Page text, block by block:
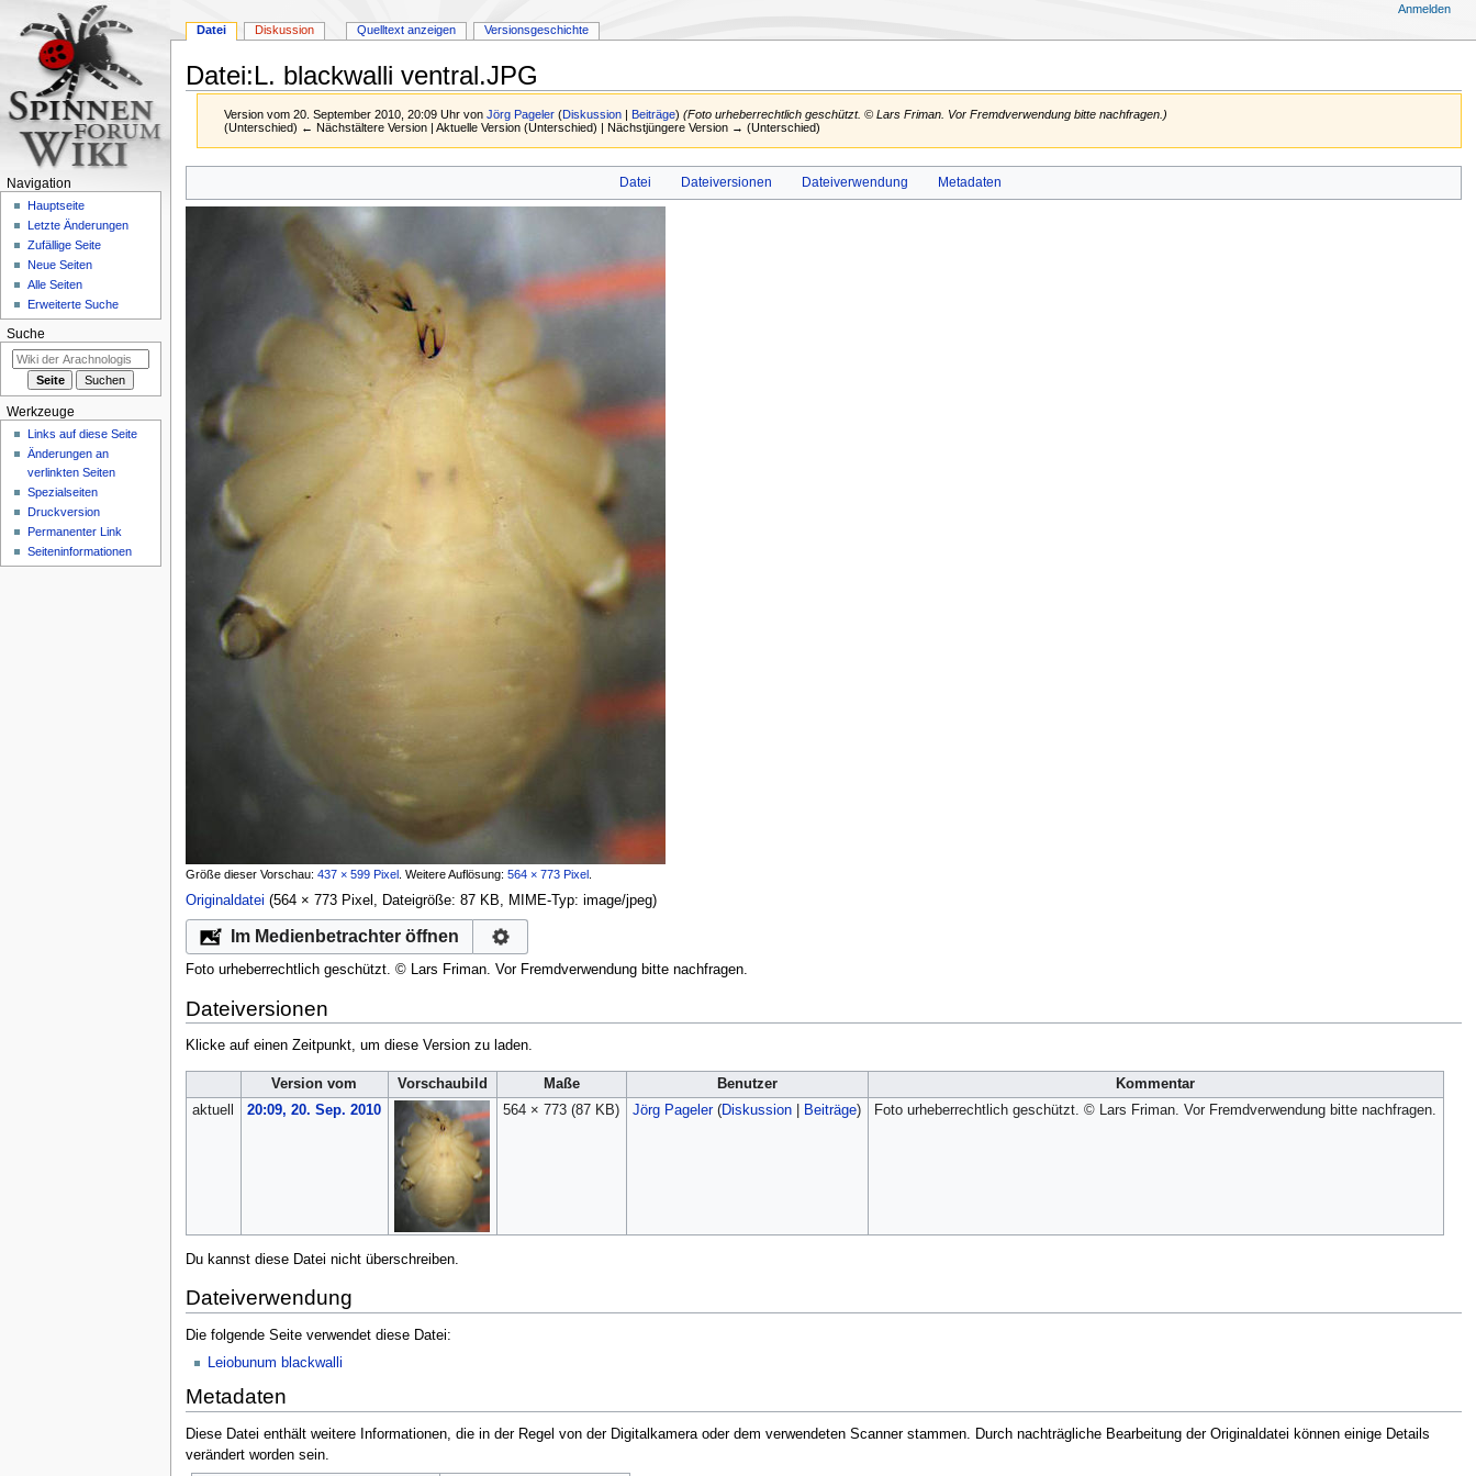
Datei:L. blackwalli ventral.JPG
Version vom 20. September 2010, 20:09 Uhr vonJörg Pageler (Diskussion Beiträge) (Foto urheberrechtlich geschützt. © Lars Friman. Vor Fremdverwendung bitte nachfragen.)
(Unterschied) ← Nächstältere Version | Aktuelle Version (Unterschied) | Nächstjüngere Version → (Unterschied)
Navigation
Suche
Datei Dateiversionen Dateiverwendung Metadaten
Größe dieser Vorschau: 437 × 599 Pixel Weitere Auflösung: 564 × 773 Pixel
Originaldatei (564 × 773 Pixel, Dateigröße: 87 KB, MIME-Typ: image/jpeg)
Im Medienbetrachter öffnen
Foto urheberrechtlich geschützt. © Lars Friman. Vor Fremdverwendung bitte nachfragen.
Dateiversionen
Klicke auf einen Zeitpunkt, um diese Version zu laden.
Version vom Vorschaubild Maße Benutzer
Kommentar
aktuell
20:09, 20. Sep. 2010 564 × 773 (87 KB) Jörg Pageler (Diskussion| Beiträge) Foto urheberrechtlich geschützt. © Lars Friman. Vor Fremdverwendung bitte nachfragen.
Du kannst diese Datei nicht überschreiben.
Dateiverwendung
Die folgende Seite verwendet diese Datei:
Leiobunum blackwalli
Metadaten
Diese Datei enthält weitere Informationen, die in der Regel von der Digitalkamera oder dem verwendeten Scanner stammen. Durch nachträgliche Bearbeitung der Originaldatei können einige Details
verändert worden sein.
Datei Diskussion Quelltext anzeigen Versionsgeschichte
Anmelden
Navigation
Hauptseite
Letzte Änderungen
Zufällige Seite
Neue Seiten
Alle Seiten
Erweiterte Suche
Suche
Werkzeuge
Links auf diese Seite
Änderungen an
verlinkten Seiten
Spezialseiten
Druckversion
Permanenter Link
Seiten­­informationen